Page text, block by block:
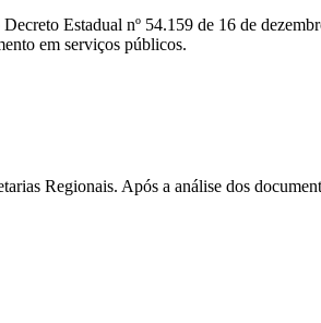
Estadual nº 54.159 de 16 de
em serviços públicos.
Regionais. Após a análise dos